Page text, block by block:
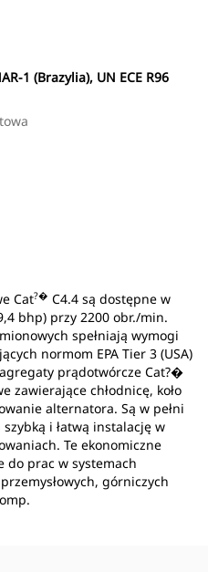
1 (Brazylia), UN ECE R96
Cat?� C4.4 są dostępne w
bhp) przy 2200 obr./min.
spełniają wymogi
normom EPA Tier 3 (USA)
agregaty prądotwórcze Cat?�
zawierające chłodnicę, koło
alternatora. Są w pełni
i łatwą instalację w
Te ekonomiczne
do prac w systemach
górniczych